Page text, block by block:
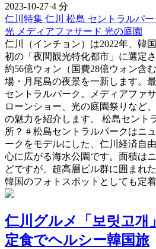
2023-10-27·4 分
仁川特集 仁川 松島 セントラルパー
光 メディアファサード 光の庭園
仁川（インチョン）は2022年、韓
初の「夜間観光特化都市」に選定
約56億ウォン（国費28億ウォン含
場・月尾島の夜景を一新します。
セントラルパーク。メディアファ
ローンショー、光の庭園祭りなど
の魅力を紹介します。 松島セント
所？ # 松島セントラルパークはニ
ークをモデルにした、仁川経済自
心に広がる海水公園です。面積は
どですが、超高層ビル群に囲まれ
韓国のフォトスポットとしても定着
仁川グルメ「보릿고개
定食でヘルシー韓国旅